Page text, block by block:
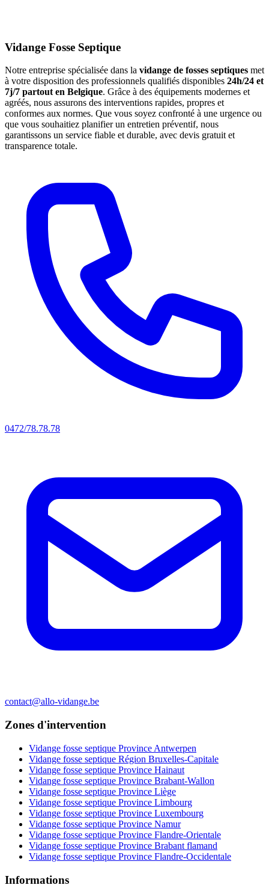
Vidange Fosse Septique
Notre entreprise spécialisée dans la vidange de fosses septiques met
à votre disposition des professionnels qualifiés disponibles 24h/24 et
7j/7 partout en Belgique. Grâce à des équipements modernes et
agréés, nous assurons des interventions rapides, propres et
conformes aux normes. Que vous soyez confronté à une urgence ou
que vous souhaitiez planifier un entretien préventif, nous
garantissons un service fiable et durable, avec devis gratuit et
transparence totale.
0472/78.78.78
contact@allo-vidange.be
Zones d'intervention
Vidange fosse septique Province Antwerpen
Vidange fosse septique Région Bruxelles-Capitale
Vidange fosse septique Province Hainaut
Vidange fosse septique Province Brabant-Wallon
Vidange fosse septique Province Liège
Vidange fosse septique Province Limbourg
Vidange fosse septique Province Luxembourg
Vidange fosse septique Province Namur
Vidange fosse septique Province Flandre-Orientale
Vidange fosse septique Province Brabant flamand
Vidange fosse septique Province Flandre-Occidentale
Informations